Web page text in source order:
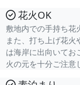
花火OK
敷地内での手持ち花
また、打ち上げ花
は海岸に出向いてお
火の元を十分ご注意